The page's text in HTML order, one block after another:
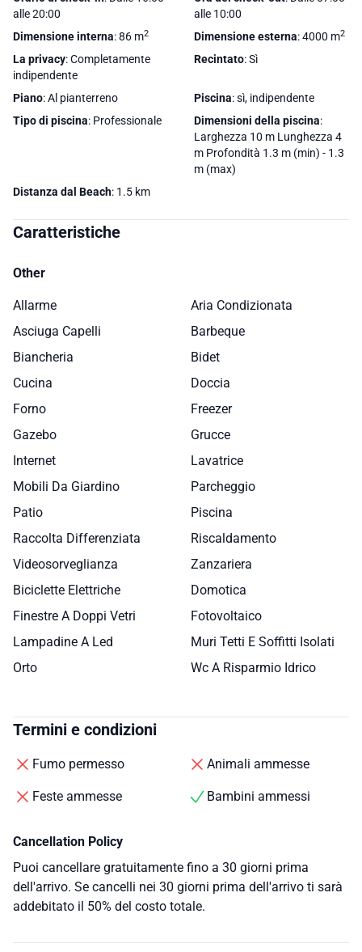
alle 20:00
alle 10:00
Dimensione interna: 86 m2 Dimensione esterna: 4000 m2
La privacy: Completamente
indipendente
Recintato: Sì
Piano: Al pianterreno Piscina: sì, indipendente
Tipo di piscina: Professionale Dimensioni della piscina:
Larghezza 10 m Lunghezza 4
m Profondità 1.3 m (min) - 1.3
m (max)
Distanza dal Beach: 1.5 km
Caratteristiche
Other
Allarme
Aria Condizionata
Asciuga Capelli
Barbeque
Biancheria
Bidet
Cucina
Doccia
Forno
Freezer
Gazebo
Grucce
Internet
Lavatrice
Mobili Da Giardino
Parcheggio
Patio
Piscina
Raccolta Differenziata
Riscaldamento
Videosorveglianza
Zanzariera
Biciclette Elettriche
Domotica
Finestre A Doppi Vetri
Fotovoltaico
Lampadine A Led
Muri Tetti E Soffitti Isolati
Orto
Wc A Risparmio Idrico
Termini e condizioni
Fumo permesso Animali ammesse
Feste ammesse Bambini ammessi
Cancellation Policy
Puoi cancellare gratuitamente fino a 30 giorni prima
dell'arrivo. Se cancelli nei 30 giorni prima dell'arrivo ti sarà
addebitato il 50% del costo totale.